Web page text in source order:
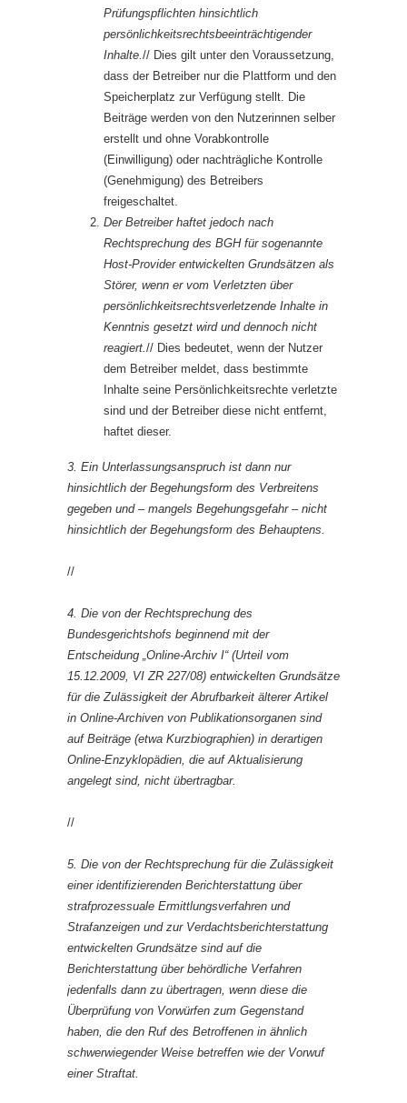
Prüfungspflichten hinsichtlich
persönlichkeitsrechtsbeeinträchtigender
Inhalte.// Dies gilt unter den Voraussetzung,
dass der Betreiber nur die Plattform und den
Speicherplatz zur Verfügung stellt. Die
Beiträge werden von den Nutzerinnen selber
erstellt und ohne Vorabkontrolle
(Einwilligung) oder nachträgliche Kontrolle
(Genehmigung) des Betreibers
freigeschaltet.
Der Betreiber haftet jedoch nach
Rechtsprechung des BGH für sogenannte
Host-Provider entwickelten Grundsätzen als
Störer, wenn er vom Verletzten über
persönlichkeitsrechtsverletzende Inhalte in
Kenntnis gesetzt wird und dennoch nicht
reagiert.// Dies bedeutet, wenn der Nutzer
dem Betreiber meldet, dass bestimmte
Inhalte seine Persönlichkeitsrechte verletzte
sind und der Betreiber diese nicht entfernt,
haftet dieser.
3. Ein Unterlassungsanspruch ist dann nur
hinsichtlich der Begehungsform des Verbreitens
gegeben und – mangels Begehungsgefahr – nicht
hinsichtlich der Begehungsform des Behauptens.
//
4. Die von der Rechtsprechung des
Bundesgerichtshofs beginnend mit der
Entscheidung „Online-Archiv I“ (Urteil vom
15.12.2009, VI ZR 227/08) entwickelten Grundsätze
für die Zulässigkeit der Abrufbarkeit älterer Artikel
in Online-Archiven von Publikationsorganen sind
auf Beiträge (etwa Kurzbiographien) in derartigen
Online-Enzyklopädien, die auf Aktualisierung
angelegt sind, nicht übertragbar.
//
5. Die von der Rechtsprechung für die Zulässigkeit
einer identifizierenden Berichterstattung über
strafprozessuale Ermittlungsverfahren und
Strafanzeigen und zur Verdachtsberichterstattung
entwickelten Grundsätze sind auf die
Berichterstattung über behördliche Verfahren
jedenfalls dann zu übertragen, wenn diese die
Überprüfung von Vorwürfen zum Gegenstand
haben, die den Ruf des Betroffenen in ähnlich
schwerwiegender Weise betreffen wie der Vorwuf
einer Straftat.